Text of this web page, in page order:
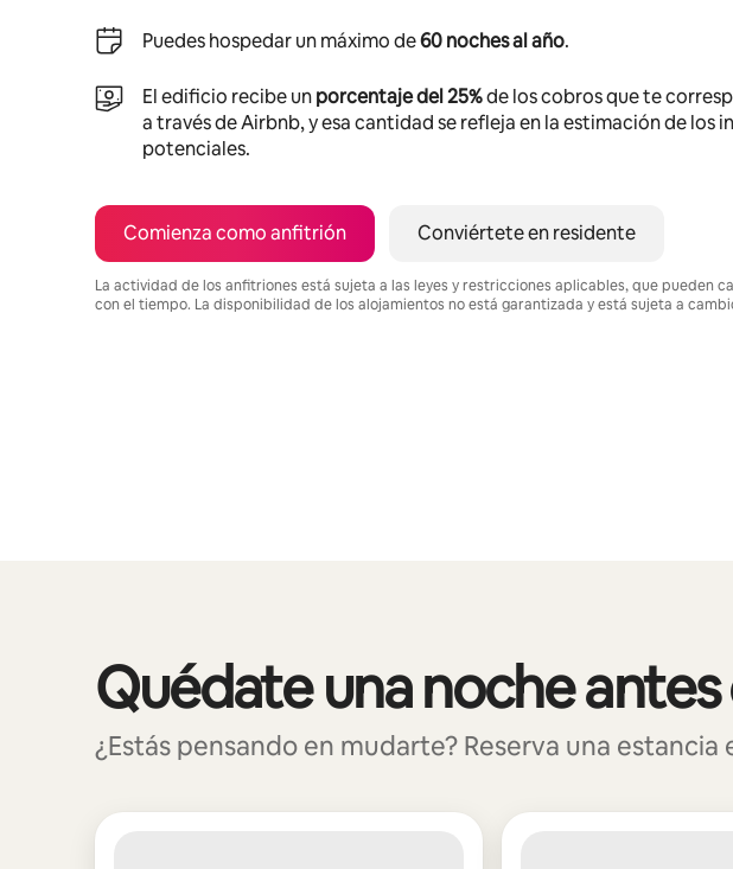
Puedes hospedar un máximo de60 noches al año.
El edificio recibe unporcentaje del 25%de los cobros que te
a través de Airbnb, y esa cantidad se refleja en la estimación de los
potenciales.
Comienza como anfitrión Conviértete en residente
La actividad de los anfitriones está sujeta a las leyes y restricciones aplicables, que pueden
con el tiempo. La disponibilidad de los alojamientos no está garantizada y está sujeta a
Quédate una noche
¿Estás pensando en mudarte? Reserva una
Mostrando 0 de 0 elementos